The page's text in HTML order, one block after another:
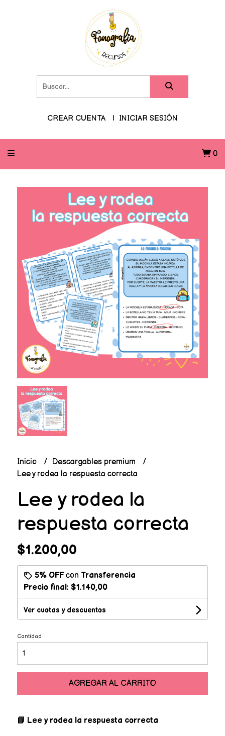
CREAR CUENTA INICIAR SESIÓN
0
Inicio
Descargables premium
Lee y rodea la respuesta correcta
Lee y rodea la
respuesta correcta
$1.200,00
5% OFFcon Transferencia
Precio final: $1.140,00
Ver cuotas y descuentos
Cantidad
AGREGAR AL CARRITO
📘 Lee y rodea la respuesta correcta